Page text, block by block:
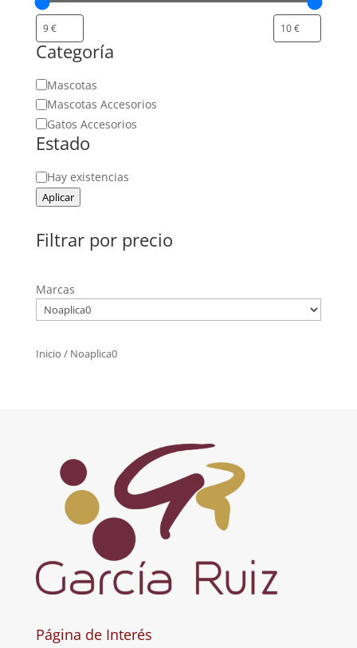
Categoría
Categoría
Mascotas
Mascotas Accesorios
Gatos Accesorios
Estado
Estado
Hay existencias
Aplicar
Filtrar por precio
Marcas
Inicio / Noaplica0
Página de Interés